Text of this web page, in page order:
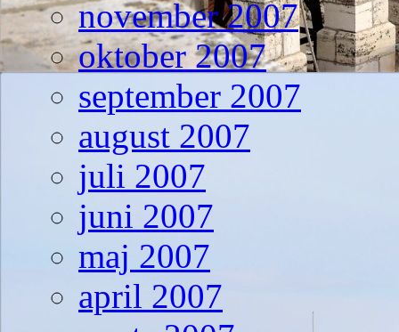
november 2007
oktober 2007
september 2007
august 2007
juli 2007
juni 2007
maj 2007
april 2007